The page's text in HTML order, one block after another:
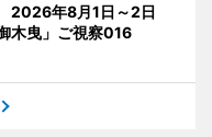
2026年8月1日～2日
木曳」ご視察016